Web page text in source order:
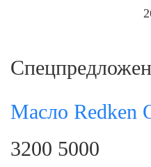
Масло Redken
3200 5000